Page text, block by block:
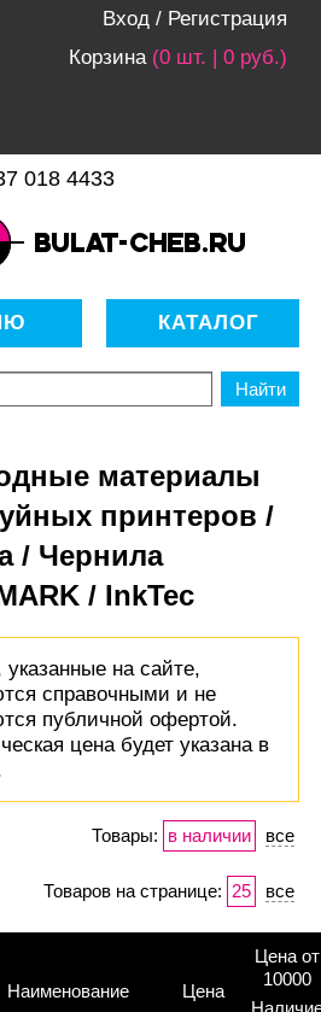
Вход / Регистрация
Корзина (0 шт. | 0 руб.)
для копировально-
техники
018 4433
КАТАЛОГ
материалы
принтеров /
/ Чернила
/ InkTec
на сайте,
справочными и не
публичной офертой.
цена будет указана в
Товары: в наличии все
Товаров на странице: 25 все
Наименование Цена
Цена от
10000